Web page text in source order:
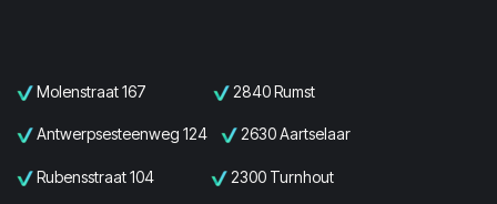
Molenstraat 167 2840 Rumst
Antwerpsesteenweg 124 2630 Aartselaar
Rubensstraat 104 2300 Turnhout